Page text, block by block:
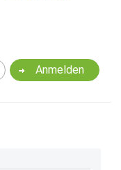
Anmelden